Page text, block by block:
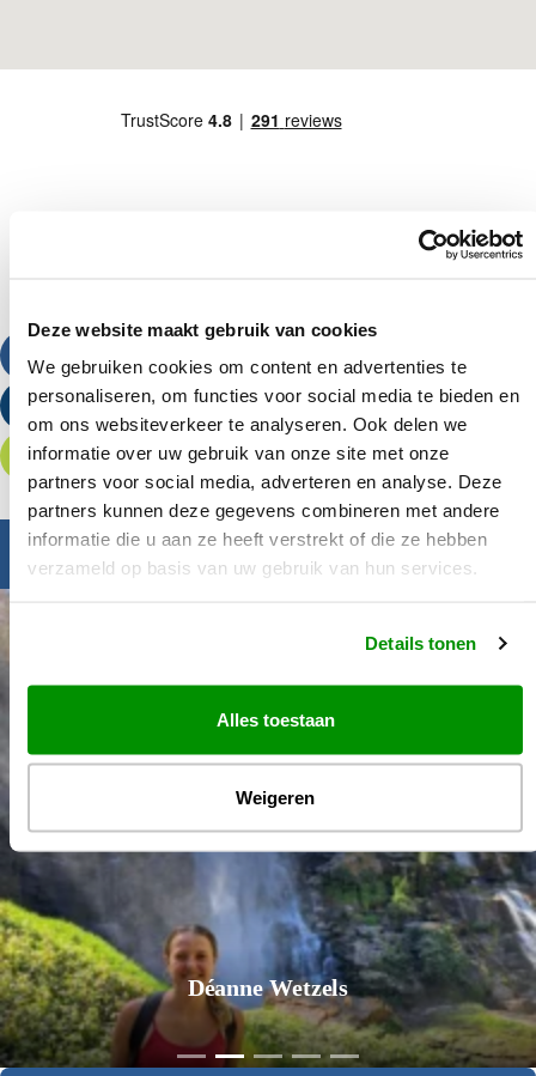
Deze website maakt gebruik van cookies
We gebruiken cookies om content en advertenties te
personaliseren, om functies voor social media te bieden en
om ons websiteverkeer te analyseren. Ook delen we
informatie over uw gebruik van onze site met onze
partners voor social media, adverteren en analyse. Deze
partners kunnen deze gegevens combineren met andere
informatie die u aan ze heeft verstrekt of die ze hebben
verzameld op basis van uw gebruik van hun services.
Details tonen
Alles toestaan
Weigeren
Stuur een e-mail
Offerte aanvragen
Inspiratie nodig?
Déanne Wetzels